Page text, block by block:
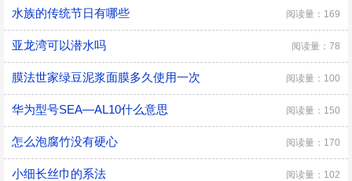
水族的传统节日有哪些 阅读量：169
亚龙湾可以潜水吗 阅读量：78
膜法世家绿豆泥浆面膜多久使用一次 阅读量：100
华为型号SEA—AL10什么意思 阅读量：150
怎么泡腐竹没有硬心 阅读量：170
小细长丝巾的系法 阅读量：102